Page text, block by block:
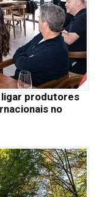
ligar produtores
no